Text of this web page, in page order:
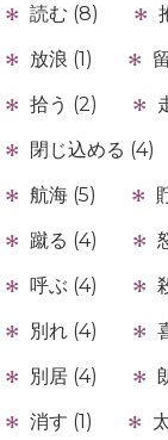
読む (8)
放浪 (1)
拾う (2)
閉じ込める (4)
航海 (5)
蹴る (4)
呼ぶ (4)
別れ (4)
別居 (4)
消す (1)